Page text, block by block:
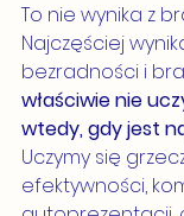
To nie wynika z
Najczęściej
bezradności i
właściwie nie
wtedy, gdy jest
Uczymy się
efektywności,